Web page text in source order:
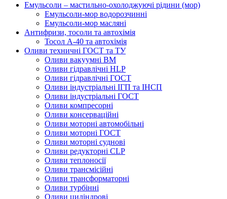
Емульсоли – мастильно-охолоджуючі рідини (мор)
Емульсоли-мор водорозчинні
Емульсоли-мор масляні
Антифризи, тосоли та автохімія
Тосол А-40 та автохімія
Оливи техничні ГОСТ та ТУ
Оливи вакуумні ВМ
Оливи гідравлічні HLP
Оливи гідравлічні ГОСТ
Оливи індустріальні ІГП та ІНСП
Оливи індустріальні ГОСТ
Оливи компресорні
Оливи консерваційні
Оливи моторні автомобільні
Оливи моторні ГОСТ
Оливи моторні суднові
Оливи редукторні CLP
Оливи теплоносії
Оливи трансмісійні
Оливи трансформаторні
Оливи турбінні
Оливи циліндрові